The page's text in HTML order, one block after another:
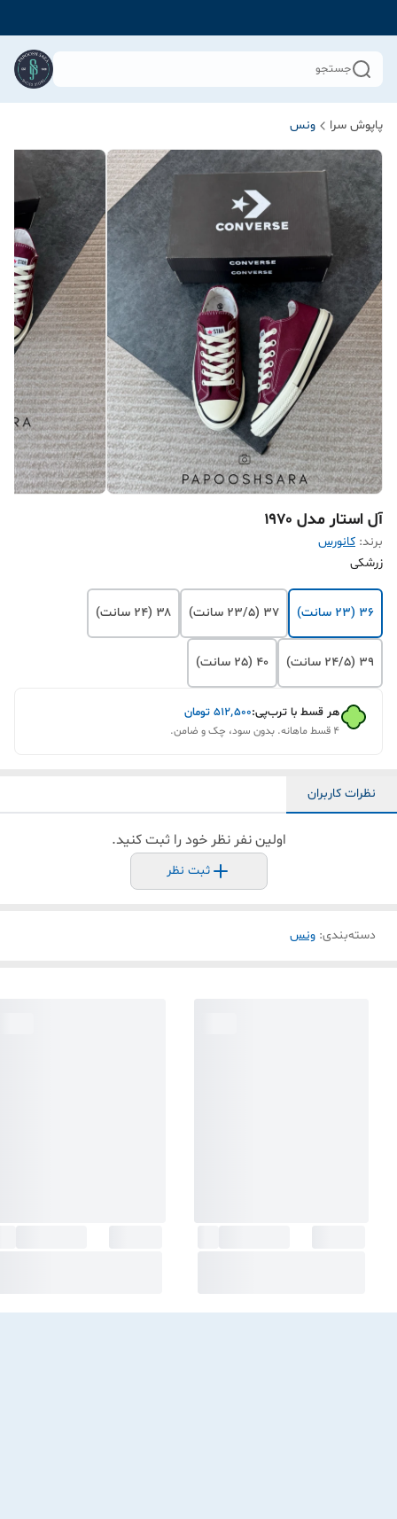
جستجو
پاپوش سرا ونس
آل استار مدل ۱۹۷۰
برند: کانورس
زرشکی
۳۶ (23 سانت) ۳۷ (23/5 سانت) ۳۸ (24 سانت)
۳۹ (24/5 سانت) ۴۰ (25 سانت)
هر قسط با ترب‌پی:۵۱۲٬۵۰۰ تومان
۴ قسط ماهانه. بدون سود، چک و ضامن.
نظرات کاربران
اولین نفر نظر خود را ثبت کنید.
ثبت نظر
دسته‌بندی: ونس